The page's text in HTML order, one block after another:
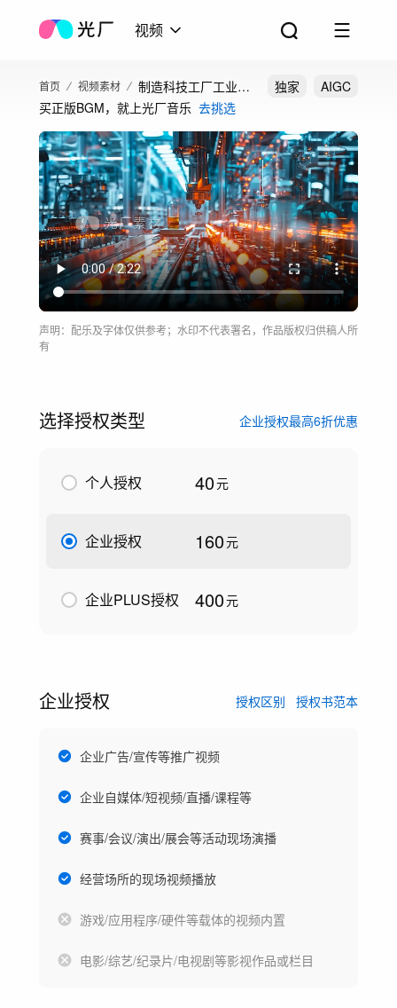
视频
首页 视频素材
制造科技工厂工业车
间智能制造智慧工厂
独家
AIGC
买正版BGM，就上光厂音乐 去挑选
声明：配乐及字体仅供参考；水印不代表署名，作品版权归供稿人所
有
选择授权类型 企业授权最高6折优惠
个人授权 40元
企业授权 160元
企业PLUS授权 400元
企业授权 授权区别 授权书范本
企业广告/宣传等推广视频
企业自媒体/短视频/直播/课程等
赛事/会议/演出/展会等活动现场演播
经营场所的现场视频播放
游戏/应用程序/硬件等载体的视频内置
电影/综艺/纪录片/电视剧等影视作品或栏目